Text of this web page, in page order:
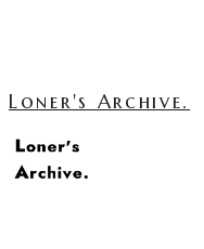
Loner's Archive.